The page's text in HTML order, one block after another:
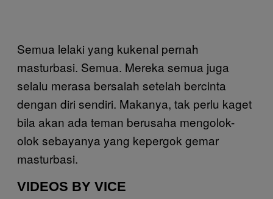
Semua lelaki yang kukenal pernah
masturbasi. Semua. Mereka semua juga
selalu merasa bersalah setelah bercinta
dengan diri sendiri. Makanya, tak perlu kaget
bila akan ada teman berusaha mengolok-
olok sebayanya yang kepergok gemar
masturbasi.
VIDEOS BY VICE